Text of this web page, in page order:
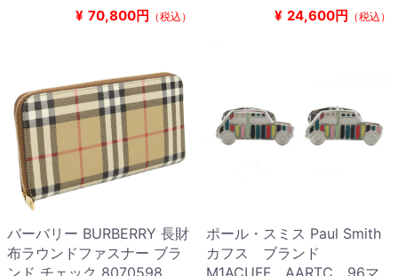
¥ 70,800円 （税込） ¥ 24,600円 （税込）
バーバリー BURBERRY 長財
布ラウンドファスナー ブラ
ポール・スミス Paul Smith
カフス ブランド